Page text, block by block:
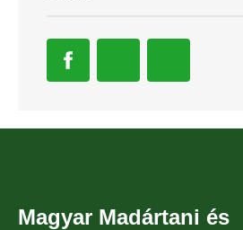
Magyar Madártani és